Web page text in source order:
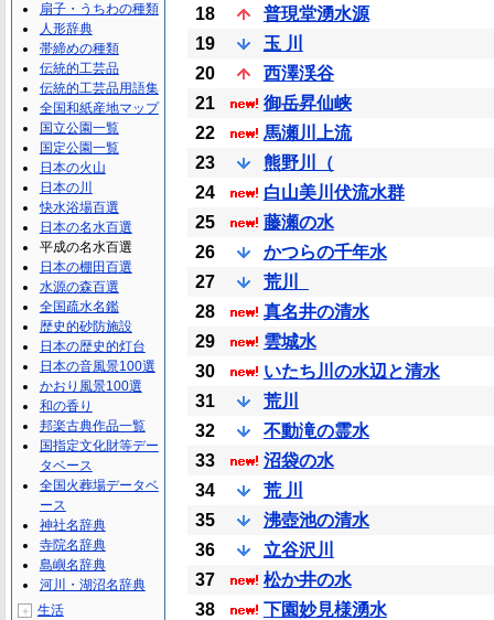
18
普現堂湧水源
19
玉 川
20
西澤渓谷
21
御岳昇仙峡
22
馬瀬川上流
23
熊野川（
24
白山美川伏流水群
25
藤瀬の水
26
かつらの千年水
27
荒川_
28
真名井の清水
29
雲城水
30
いたち川の水辺と清水
31
荒川
32
不動滝の霊水
33
沼袋の水
34
荒 川
35
沸壺池の清水
36
立谷沢川
37
松か井の水
38
下園妙見様湧水
扇子・うちわの種類
人形辞典
帯締めの種類
伝統的工芸品
伝統的工芸品用語集
全国和紙産地マップ
国立公園一覧
国定公園一覧
日本の火山
日本の川
快水浴場百選
日本の名水百選
平成の名水百選
日本の棚田百選
水源の森百選
全国疏水名鑑
歴史的砂防施設
日本の歴史的灯台
日本の音風景100選
かおり風景100選
和の香り
邦楽古典作品一覧
国指定文化財等デー
タベース
全国火葬場データベ
ース
神社名辞典
寺院名辞典
島嶼名辞典
河川・湖沼名辞典
＋ 生活